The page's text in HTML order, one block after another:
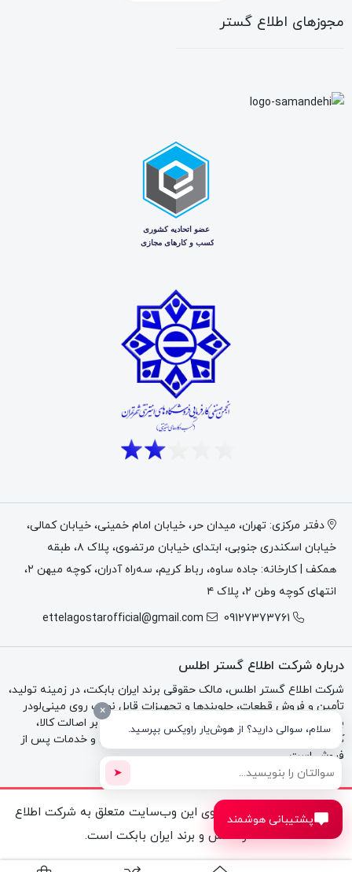
مجوزهای اطلاع گستر
دفتر مرکزی: تهران، میدان حر، خیابان امام خمینی، خیابان کمالی،
خیابان اسکندری جنوبی، ابتدای خیابان مرتضوی، پلاک ۸، طبقه
همکف | کارخانه: جاده ساوه، رباط کریم، سه‌راه آدران، کوچه میهن ۲،
انتهای کوچه وطن ۲، پلاک ۴
09127373761
ettelagostarofficial@gmail.com
درباره شرکت اطلاع گستر اطلس
شرکت اطلاع گستر اطلس، مالک حقوقی برند ایران بابکت، در زمینه تولید،
تأمین و فروش قطعات، جلوبندها و تجهیزات قابل نصب روی مینی‌لودر
بابکت، تراکتور و بکهو فعالیت می‌کند. تمرکز مجموعه بر اصالت کالا،
کیفیت فنی، مشاوره تخصصی، فاکتور رسمی، گارانتی و خدمات پس از
فروش است.
تمامی حقوق مادی و معنوی این وب‌سایت متعلق به شرکت اطلاع
گستر اطلس و برند ایران بابکت است.
پشتیبانی هوشمند
×
سلام، سوالی دارید؟ از هوش‌یار راویکس بپرسید.
➤